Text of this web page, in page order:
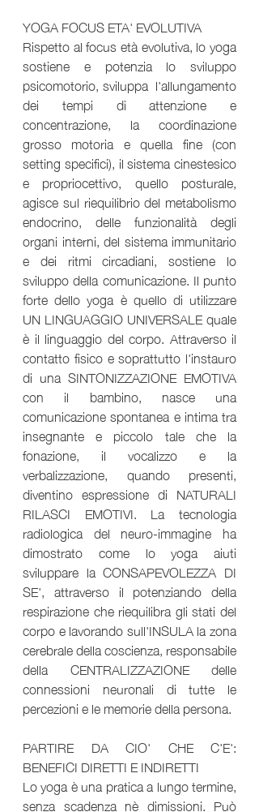
YOGA FOCUS ETA' EVOLUTIVA
Rispetto al focus età evolutiva, lo yoga
sostiene e potenzia lo sviluppo
psicomotorio, sviluppa  l'allungamento
dei tempi di attenzione e
concentrazione, la coordinazione
grosso motoria e quella fine (con
setting specifici), il sistema cinestesico
e propriocettivo, quello posturale,
agisce sul riequilibrio del metabolismo
endocrino, delle funzionalità degli
organi interni, del sistema immunitario
e dei ritmi circadiani, sostiene lo
sviluppo della comunicazione. Il punto
forte dello yoga è quello di utilizzare
UN LINGUAGGIO UNIVERSALE quale
è il linguaggio del corpo. Attraverso il
contatto fisico e soprattutto l'instauro
di una SINTONIZZAZIONE EMOTIVA
con il bambino, nasce una
comunicazione spontanea e intima tra
insegnante e piccolo tale che la
fonazione, il vocalizzo e la
verbalizzazione, quando presenti,
diventino espressione di NATURALI
RILASCI EMOTIVI. La tecnologia
radiologica del neuro-immagine ha
dimostrato come lo yoga aiuti
sviluppare la CONSAPEVOLEZZA DI
SE', attraverso il potenziando della
respirazione che riequilibra gli stati del
corpo e lavorando sull'INSULA la zona
cerebrale della coscienza, responsabile
della CENTRALIZZAZIONE delle
connessioni neuronali di tutte le
percezioni e le memorie della persona.
PARTIRE DA CIO' CHE C'E':
BENEFICI DIRETTI E INDIRETTI
Lo yoga è una pratica a lungo termine,
senza scadenza nè dimissioni. Può